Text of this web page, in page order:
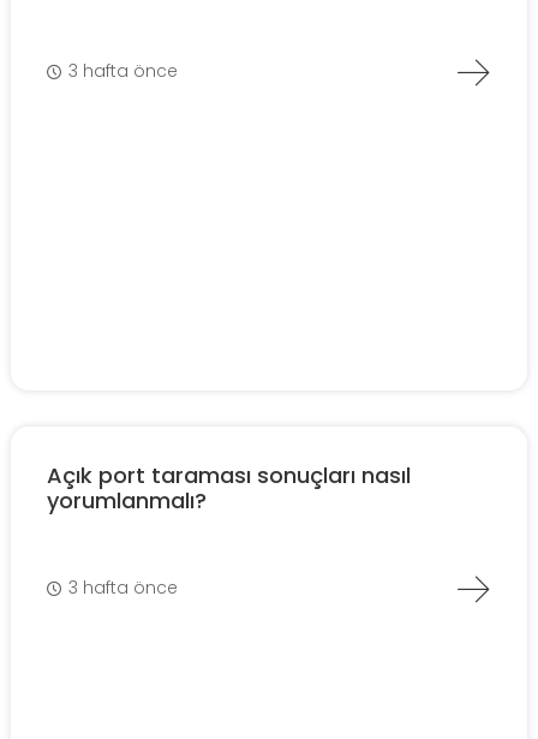
3 hafta önce
Açık port taraması sonuçları nasıl
yorumlanmalı?
3 hafta önce